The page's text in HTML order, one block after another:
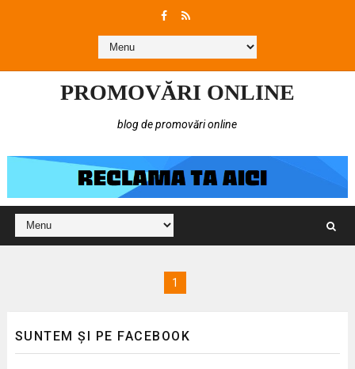
PROMOVĂRI ONLINE
blog de promovări online
1
SUNTEM ȘI PE FACEBOOK